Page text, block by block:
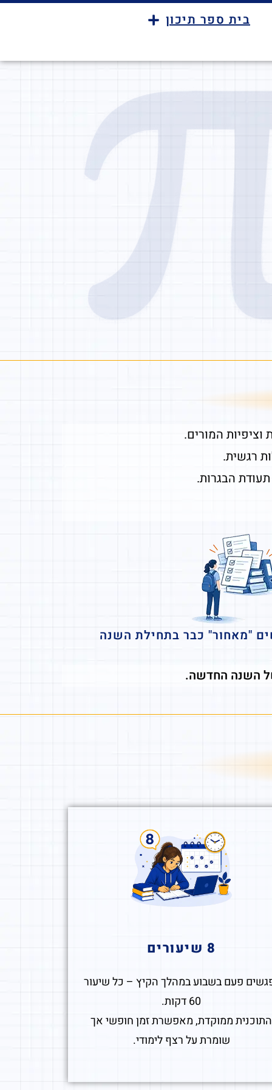
בית ספר תיכון
המורים.
רגשית.
הבגרות.
ומעט הכוונה
השנה החדשה.
8 שיעורים
פעם בשבוע במהלך הקיץ – כל שיעור
60 דקות.
התוכנית ממוקדת, מאפשרת זמן חופשי אך
שומרת על רצף לימודי.